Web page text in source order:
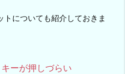
についても紹介しておきま
ーが押しづらい